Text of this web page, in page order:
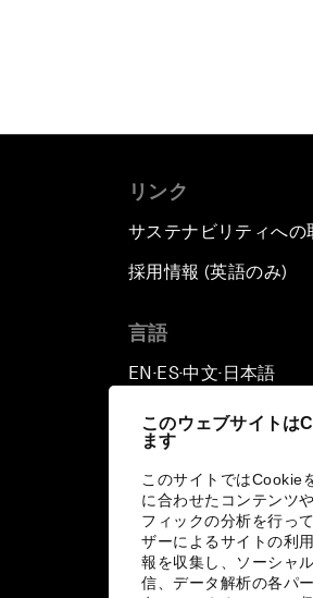
このウェブサイトは
ます
このサイトではCookie
に合わせたコンテンツ
フィックの分析を行っ
ザーによるサイトの利
報を収集し、ソーシャ
信、データ解析の各パ
リンク
サステナビリティへの
採用情報 (英語のみ)
言語
EN ▪ES▪中文▪ 日本語